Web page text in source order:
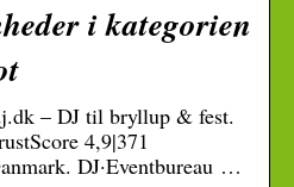
i kategorien
– DJ til bryllup & fest.
4,9|371
DJ·Eventbureau …